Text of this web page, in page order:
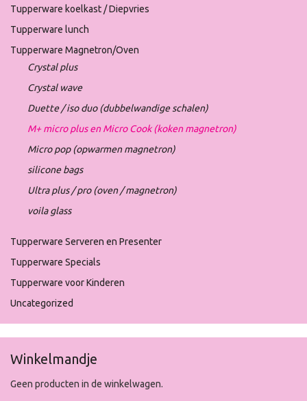
Tupperware koelkast / Diepvries
Tupperware lunch
Tupperware Magnetron/Oven
Crystal plus
Crystal wave
Duette / iso duo (dubbelwandige schalen)
M+ micro plus en Micro Cook (koken magnetron)
Micro pop (opwarmen magnetron)
silicone bags
Ultra plus / pro (oven / magnetron)
voila glass
Tupperware Serveren en Presenter
Tupperware Specials
Tupperware voor Kinderen
Uncategorized
Winkelmandje
Geen producten in de winkelwagen.